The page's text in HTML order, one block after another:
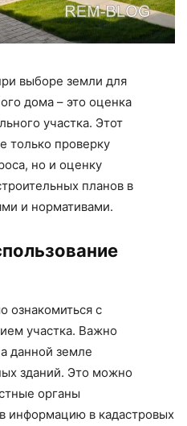
выборе земли для
дома – это оценка
участка. Этот
только проверку
но и оценку
планов в
и нормативами.
ознакомиться с
участка. Важно
данной земле
зданий. Это можно
органы
информацию в кадастровых